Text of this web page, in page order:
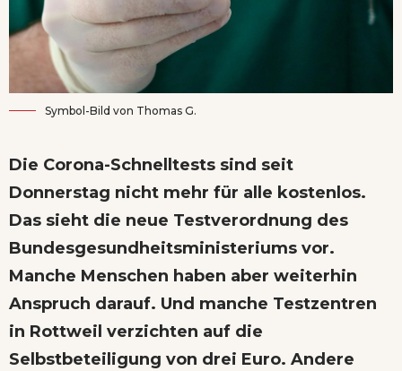
Symbol-Bild von Thomas G.
Die Corona-Schnelltests sind seit
Donnerstag nicht mehr für alle kostenlos.
Das sieht die neue Testverordnung des
Bundesgesundheitsministeriums vor.
Manche Menschen haben aber weiterhin
Anspruch darauf. Und manche Testzentren
in Rottweil verzichten auf die
Selbstbeteiligung von drei Euro. Andere